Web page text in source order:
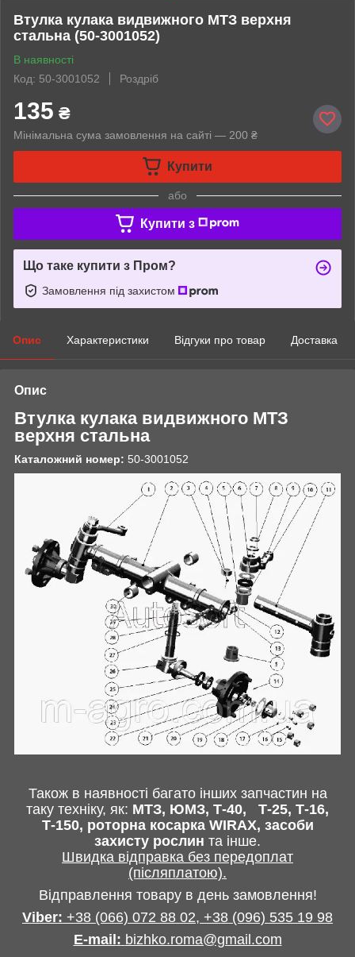
Втулка кулака видвижного МТЗ верхня
стальна (50-3001052)
В наявності
Код: 50-3001052
Роздріб
135 ₴
Мінімальна сума замовлення на сайті — 200 ₴
Купити
або
Купити з
Що таке купити з Пром?
Замовлення під захистом
Опис Характеристики Відгуки про товар Доставка
Опис
Втулка кулака видвижного МТЗ
верхня стальна
Каталожний номер: 50-3001052
Також в наявності багато інших запчастин на
таку техніку, як: МТЗ, ЮМЗ, Т-40,
Т-25, Т-16,
Т-150, роторна косарка WIRAX, засоби
захисту рослин та інше.
Швидка відправка без передоплат
(післяплатою).
Відправлення товару в день замовлення!
Viber: +38 (066) 072 88 02, +38 (096) 535 19 98
E-mail: bizhko.roma@gmail.com